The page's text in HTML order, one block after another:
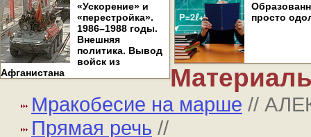
«Ускорение» и
«перестройка».
1986–1988 годы.
Внешняя
политика. Вывод
войск из
Афганистана
просто
Мракобесие на марше //
Прямая речь //